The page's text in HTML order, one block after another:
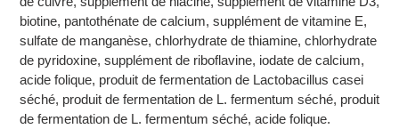
biotine, pantothénate de calcium, supplément de vitamine E,
sulfate de manganèse, chlorhydrate de thiamine, chlorhydrate
de pyridoxine, supplément de riboflavine, iodate de calcium,
acide folique, produit de fermentation de Lactobacillus casei
séché, produit de fermentation de L. fermentum séché, produit
de fermentation de L. fermentum séché, acide folique.